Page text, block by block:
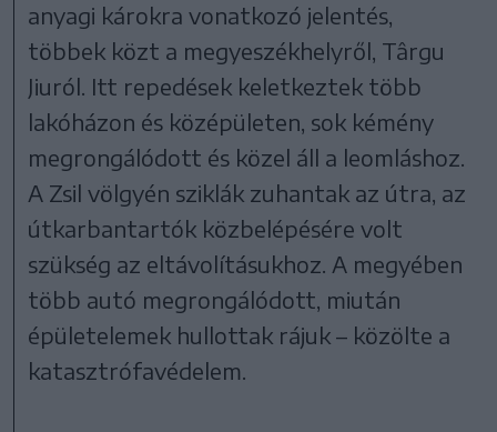
anyagi károkra vonatkozó jelentés,
többek közt a megyeszékhelyről, Târgu
Jiuról. Itt repedések keletkeztek több
lakóházon és középületen, sok kémény
megrongálódott és közel áll a leomláshoz.
A Zsil völgyén sziklák zuhantak az útra, az
útkarbantartók közbelépésére volt
szükség az eltávolításukhoz. A megyében
több autó megrongálódott, miután
épületelemek hullottak rájuk – közölte a
katasztrófavédelem.